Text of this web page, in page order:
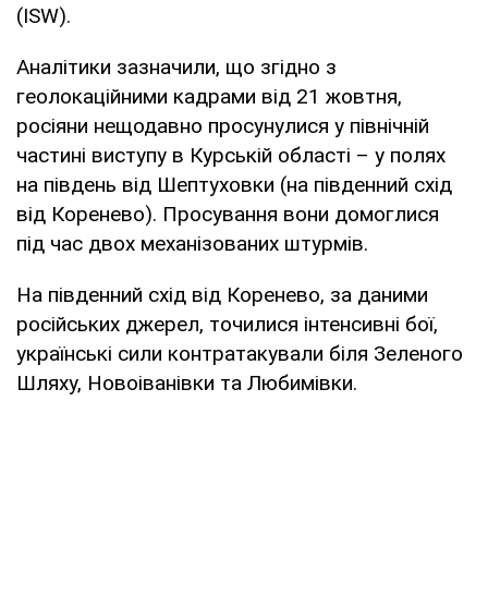
(ISW).
Аналітики зазначили, що згідно з
геолокаційними кадрами від 21 жовтня,
росіяни нещодавно просунулися у північній
частині виступу в Курській області – у полях
на південь від Шептуховки (на південний схід
від Коренево). Просування вони домоглися
під час двох механізованих штурмів.
На південний схід від Коренево, за даними
російських джерел, точилися інтенсивні бої,
українські сили контратакували біля Зеленого
Шляху, Новоіванівки та Любимівки.